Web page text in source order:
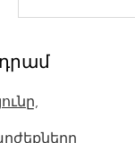
Պետք չէ